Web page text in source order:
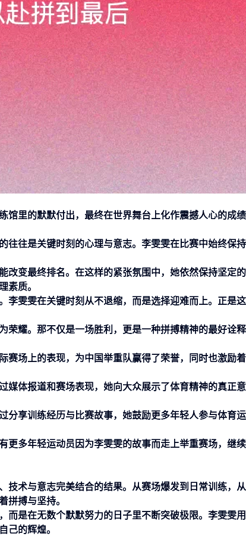
馆里的默默付出，最终在世界舞台上化作震撼人心的成
往往是关键时刻的心理与意志。李雯雯在比赛中始终保
改变最终排名。在这样的紧张氛围中，她依然保持坚定
素质。
李雯雯在关键时刻从不退缩，而是选择迎难而上。正是
荣耀。那不仅是一场胜利，更是一种拼搏精神的最好诠
赛场上的表现，为中国举重队赢得了荣誉，同时也激励
媒体报道和赛场表现，她向大众展示了体育精神的真正
分享训练经历与比赛故事，她鼓励更多年轻人参与体育
更多年轻运动员因为李雯雯的故事而走上举重赛场，继
技术与意志完美结合的结果。从赛场爆发到日常训练，
拼搏与坚持。
而是在无数个默默努力的日子里不断突破极限。李雯雯
己的辉煌。